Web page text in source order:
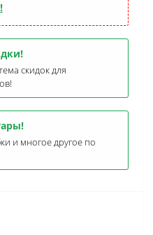
скидок для
и многое другое по